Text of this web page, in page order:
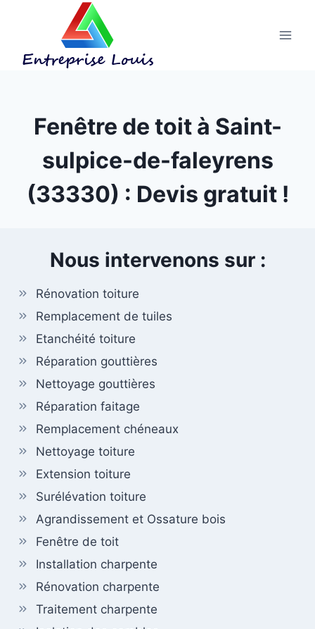
Fenêtre de toit à Saint-
sulpice-de-faleyrens
(33330) : Devis gratuit !
Nous intervenons sur :
Rénovation toiture
Remplacement de tuiles
Etanchéité toiture
Réparation gouttières
Nettoyage gouttières
Réparation faitage
Remplacement chéneaux
Nettoyage toiture
Extension toiture
Surélévation toiture
Agrandissement et Ossature bois
Fenêtre de toit
Installation charpente
Rénovation charpente
Traitement charpente